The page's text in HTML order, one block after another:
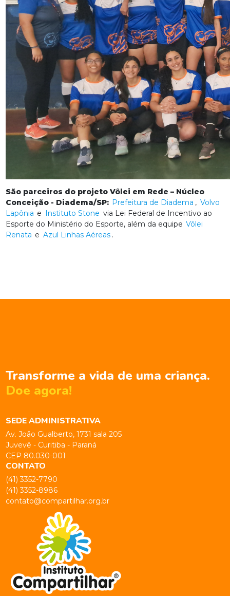
São parceiros do projeto Vôlei em Rede – Núcleo
Conceição - Diadema/SP: Prefeitura de Diadema , Volvo
Lapônia e Instituto Stone via Lei Federal de Incentivo ao
Esporte do Ministério do Esporte, além da equipe Vôlei
Renata e Azul Linhas Aéreas .
Transforme a vida de uma criança.
Doe agora!
SEDE ADMINISTRATIVA
Av. João Gualberto, 1731 sala 205
Juvevê - Curitiba - Paraná
CEP 80.030-001
CONTATO
(41) 3352-7790
(41) 3352-8986
contato@compartilhar.org.br